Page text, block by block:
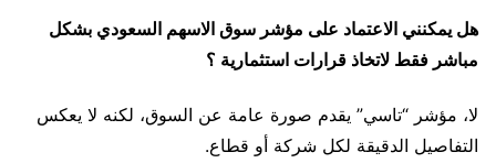
هل يمكنني الاعتماد على مؤشر سوق الاسهم السعودي بشكل
مباشر فقط لاتخاذ قرارات استثمارية ؟
لا، مؤشر “تاسي” يقدم صورة عامة عن السوق، لكنه لا يعكس
التفاصيل الدقيقة لكل شركة أو قطاع.